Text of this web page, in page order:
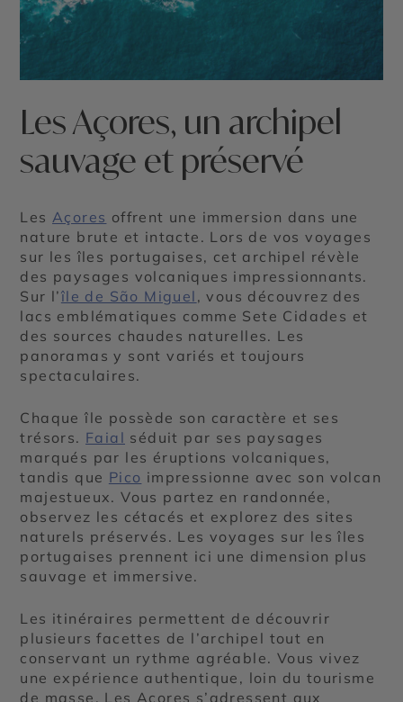
Les Açores, un archipel
sauvage et préservé
Les Açores offrent une immersion dans une
nature brute et intacte. Lors de vos voyages
sur les îles portugaises, cet archipel révèle
des paysages volcaniques impressionnants.
Sur l’île de São Miguel , vous découvrez des
lacs emblématiques comme Sete Cidades et
des sources chaudes naturelles. Les
panoramas y sont variés et toujours
spectaculaires.
Chaque île possède son caractère et ses
trésors. Faial séduit par ses paysages
marqués par les éruptions volcaniques,
tandis que Pico impressionne avec son volcan
majestueux. Vous partez en randonnée,
observez les cétacés et explorez des sites
naturels préservés. Les voyages sur les îles
portugaises prennent ici une dimension plus
sauvage et immersive.
Les itinéraires permettent de découvrir
plusieurs facettes de l’archipel tout en
conservant un rythme agréable. Vous vivez
une expérience authentique, loin du tourisme
de masse. Les Açores s’adressent aux